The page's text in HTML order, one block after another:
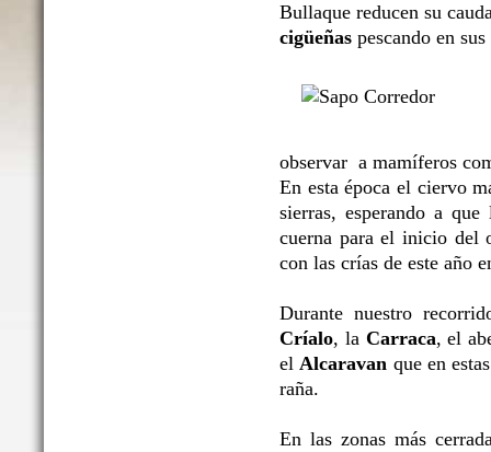
Bullaque reducen su
cigüeñas pescando en
observar a mamíferos
En esta época el ciervo
sierras, esperando a
cuerna para el inicio del
con las crías de este año
Durante nuestro
Críalo, la Carraca, el
elAlcaravan que en
raña.
En las zonas más